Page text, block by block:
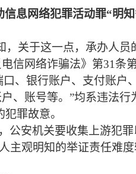
信息网络犯罪活动罪“明
，关于这一点，承办人员
信网络诈骗法》第31条
、银行账户、支付账户
、账号等。 ”均系违法行
犯罪故意。
公安机关要收集上游犯
观明知的举证责任难度